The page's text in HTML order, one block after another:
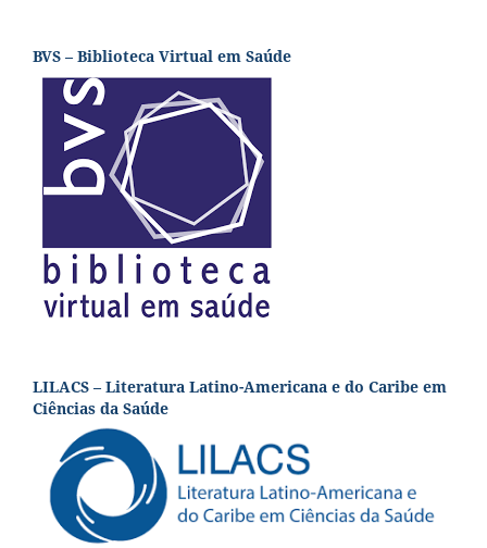
BVS – Biblioteca Virtual em Saúde
LILACS – Literatura Latino-Americana e do Caribe em
Ciências da Saúde